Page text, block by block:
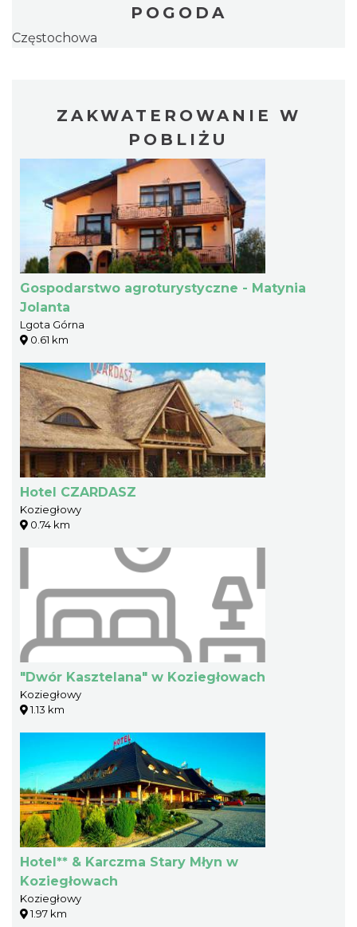
POGODA
Częstochowa
ZAKWATEROWANIE W
POBLIŻU
Gospodarstwo agroturystyczne - Matynia
Jolanta
Lgota Górna
0.61 km
Hotel CZARDASZ
Koziegłowy
0.74 km
"Dwór Kasztelana" w Koziegłowach
Koziegłowy
1.13 km
Hotel** & Karczma Stary Młyn w
Koziegłowach
Koziegłowy
1.97 km